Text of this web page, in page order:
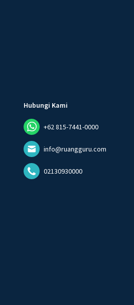
Hubungi Kami
+62 815-7441-0000
info@ruangguru.com
02130930000